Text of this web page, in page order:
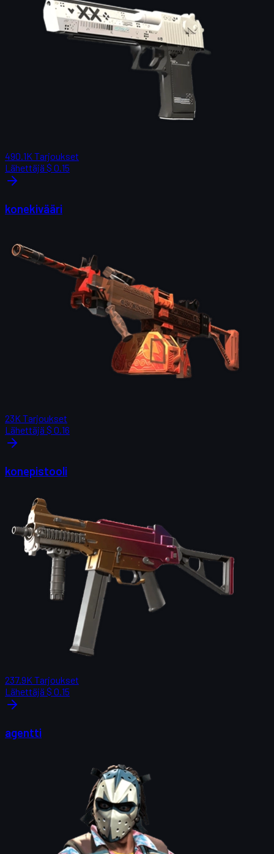
490.1KTarjoukset
Lähettäjä $ 0.15
konekivääri
23KTarjoukset
Lähettäjä $ 0.16
konepistooli
237.9KTarjoukset
Lähettäjä $ 0.15
agentti